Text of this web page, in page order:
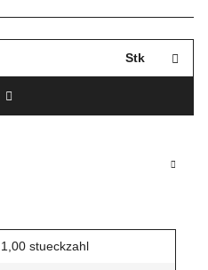
Stk
1,00 stueckzahl